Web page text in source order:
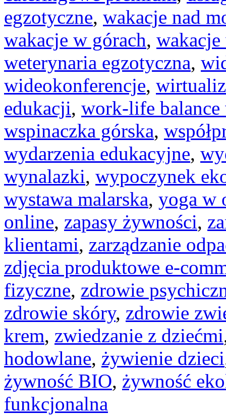
egzotyczne, wakacje nad
wakacje w górach, wakacje
weterynaria egzotyczna,
wideokonferencje,
edukacji, work-life balance
wspinaczka górska,
wydarzenia edukacyjne,
wynalazki, wypoczynek
wystawa malarska, yoga w
online, zapasy żywności,
klientami, zarządzanie
zdjęcia produktowe e-
fizyczne, zdrowie
zdrowie skóry, zdrowie
krem, zwiedzanie z dziećmi
hodowlane, żywienie dzieci
żywność BIO, żywność
funkcjonalna